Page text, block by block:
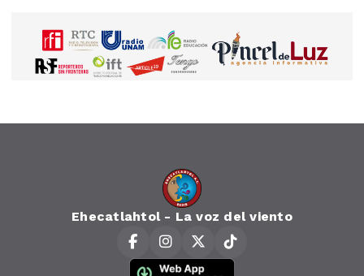
Ehecatlahtol - La voz del viento